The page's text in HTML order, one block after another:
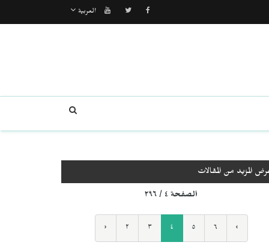
العربية
المزيد من المقالات
الصفحة ٤ / ٢٩٦
‹ ٢ ٣ ٤ ٥ ٦ ›